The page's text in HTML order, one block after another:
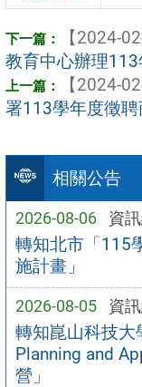
相關公告
2026-08-06 資
轉知北市「115
施計畫」
2026-08-05 資
轉知崑山科技大
Planning and
營」
【2024-
教育中心辦理
【2024-
署113學年度徵